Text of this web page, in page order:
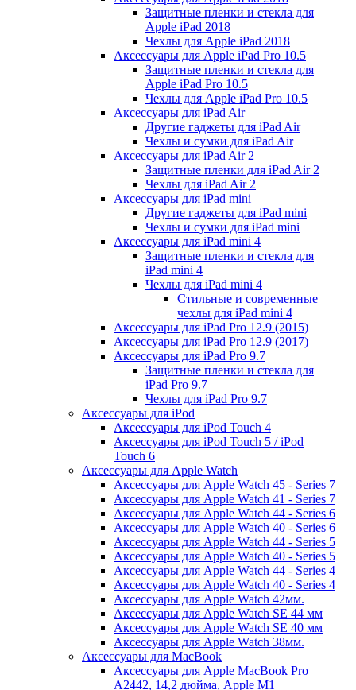
Защитные пленки и стекла для
Apple iPad 2018
Чехлы для Apple iPad 2018
Аксессуары для Apple iPad Pro 10.5
Защитные пленки и стекла для
Apple iPad Pro 10.5
Чехлы для Apple iPad Pro 10.5
Аксессуары для iPad Air
Другие гаджеты для iPad Air
Чехлы и сумки для iPad Air
Аксессуары для iPad Air 2
Защитные пленки для iPad Air 2
Чехлы для iPad Air 2
Аксессуары для iPad mini
Другие гаджеты для iPad mini
Чехлы и сумки для iPad mini
Аксессуары для iPad mini 4
Защитные пленки и стекла для
iPad mini 4
Чехлы для iPad mini 4
Стильные и современные
чехлы для iPad mini 4
Аксессуары для iPad Pro 12.9 (2015)
Аксессуары для iPad Pro 12.9 (2017)
Аксессуары для iPad Pro 9.7
Защитные пленки и стекла для
iPad Pro 9.7
Чехлы для iPad Pro 9.7
Аксессуары для iPod
Аксессуары для iPod Touch 4
Аксессуары для iPod Touch 5 / iPod
Touch 6
Аксессуары для Apple Watch
Аксессуары для Apple Watch 45 - Series 7
Аксессуары для Apple Watch 41 - Series 7
Аксессуары для Apple Watch 44 - Series 6
Аксессуары для Apple Watch 40 - Series 6
Аксессуары для Apple Watch 44 - Series 5
Аксессуары для Apple Watch 40 - Series 5
Аксессуары для Apple Watch 44 - Series 4
Аксессуары для Apple Watch 40 - Series 4
Аксессуары для Apple Watch 42мм.
Аксессуары для Apple Watch SE 44 мм
Аксессуары для Apple Watch SE 40 мм
Аксессуары для Apple Watch 38мм.
Аксессуары для MacBook
Аксессуары для Apple MacBook Pro
A2442, 14,2 дюйма, Apple M1